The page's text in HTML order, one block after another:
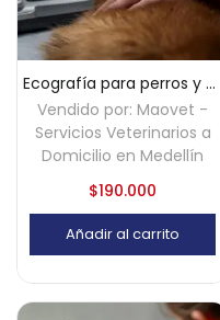
Ecografía para perros y gatos a domicilio – Medellín
Vendido por: Maovet -
Servicios Veterinarios a
Domicilio en Medellín
$190.000
Añadir al carrito